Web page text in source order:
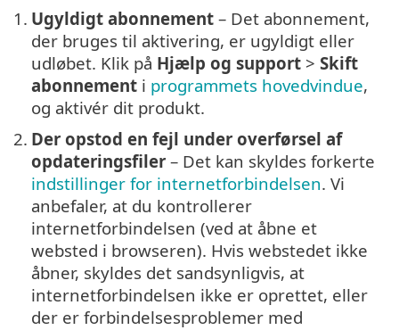
1. Ugyldigt abonnement – Det abonnement,
der bruges til aktivering, er ugyldigt eller
udløbet. Klik på Hjælp og support > Skift
abonnement i programmets hovedvindue,
og aktivér dit produkt.
2. Der opstod en fejl under overførsel af
opdateringsfiler – Det kan skyldes forkerte
indstillinger for internetforbindelsen. Vi
anbefaler, at du kontrollerer
internetforbindelsen (ved at åbne et
websted i browseren). Hvis webstedet ikke
åbner, skyldes det sandsynligvis, at
internetforbindelsen ikke er oprettet, eller
der er forbindelsesproblemer med